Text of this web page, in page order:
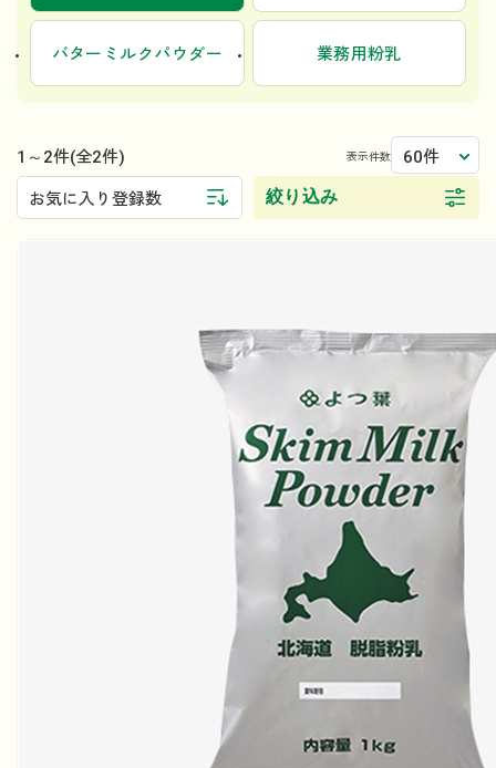
バターミルクパウダー 業務用粉乳
1～2件(全2件) 表示件数 60件
お気に入り登録数 絞り込み